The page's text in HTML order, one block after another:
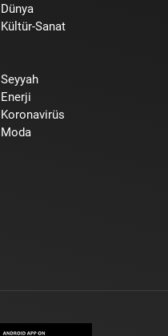
Dünya
Kültür-Sanat
Seyyah
Enerji
Koronavirüs
Moda